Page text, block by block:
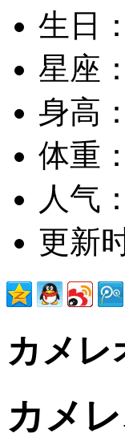
生日：
星座：
身高：
体重：
人气：
更新
カメレ
カメ